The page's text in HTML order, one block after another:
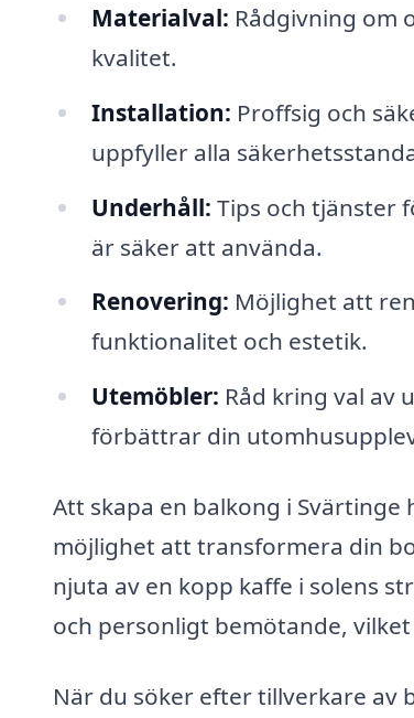
Materialval: Rådgivning om
kvalitet.
Installation: Proffsig och
uppfyller alla
Underhåll: Tips och tjänster
är säker att använda.
Renovering: Möjlighet att
funktionalitet och estetik.
Utemöbler: Råd kring val av
förbättrar din
Att skapa en balkong i
möjlighet att transformera din
njuta av en kopp kaffe i solens
och personligt bemötande,
När du söker efter tillverkare av